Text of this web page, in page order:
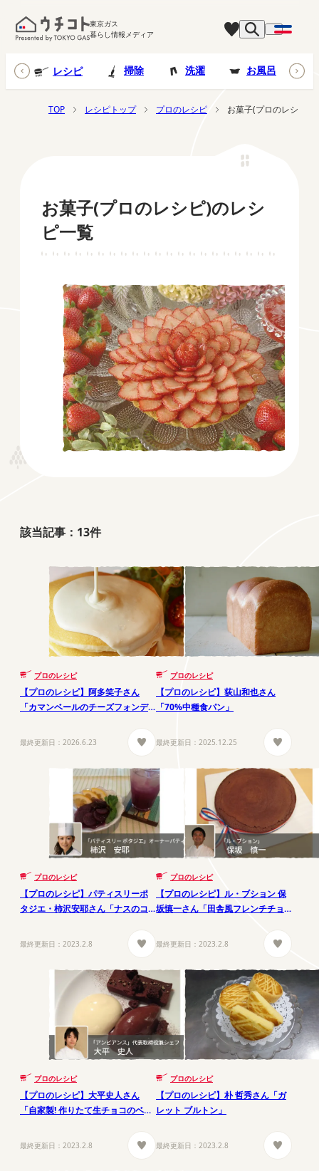
東京ガス
暮らし情報メディア
レシピ 掃除 洗濯 お風呂
TOP レシピトップ プロのレシピ お菓子(プロのレシピ)
お菓子(プロのレシピ)のレシ
ピ一覧
該当記事： 13件
プロのレシピ
【プロのレシピ】阿多笑子さん
「カマンベールのチーズフォンデ
最終更新日： 2026.6.23
プロのレシピ
【プロのレシピ】荻山和也さん
「70%中種食パン」
最終更新日： 2025.12.25
プロのレシピ
【プロのレシピ】パティスリーポ
タジエ・柿沢安耶さん「ナスのコ
最終更新日： 2023.2.8
プロのレシピ
【プロのレシピ】ル・ブション 保
坂慎一さん「田舎風フレンチチョ
～」
最終更新日： 2023.2.8
プロのレシピ
【プロのレシピ】大平史人さん
「自家製! 作りたて生チョコのベル
最終更新日： 2023.2.8
プロのレシピ
【プロのレシピ】朴 哲秀さん「ガ
レット ブルトン」
最終更新日： 2023.2.8